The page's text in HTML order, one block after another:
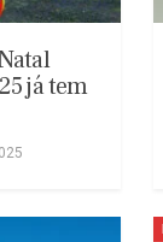
já tem